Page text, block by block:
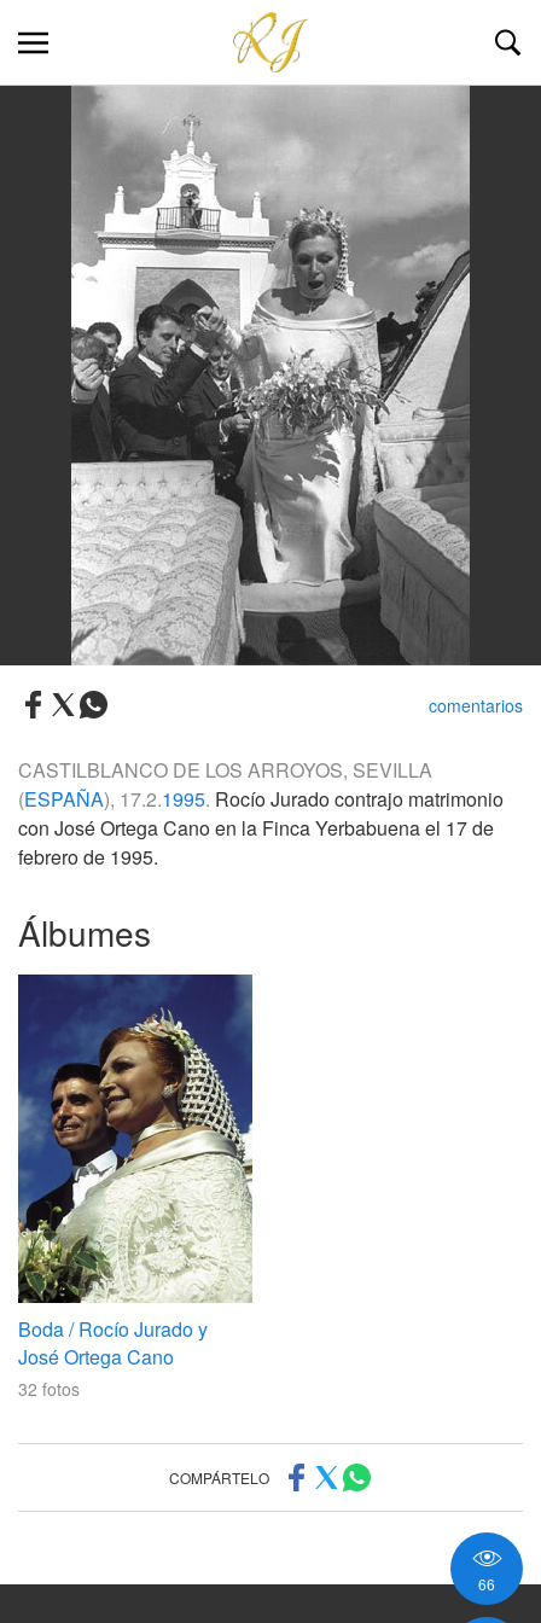
comentarios
CASTILBLANCO DE LOS ARROYOS, SEVILLA
(ESPAÑA), 17.2.1995. Rocío Jurado contrajo matrimonio
con José Ortega Cano en la Finca Yerbabuena el 17 de
febrero de 1995.
Álbumes
Boda / Rocío Jurado y
José Ortega Cano
32 fotos
COMPÁRTELO
66